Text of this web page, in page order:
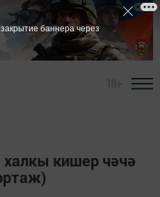
кишер чәчә
баннера через